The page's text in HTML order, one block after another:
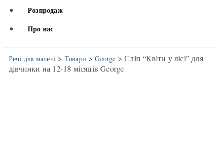
Розпродаж
Про нас
Речі для малечі > Товари >George > Сліп “Квіти у лісі” для
дівчинки на 12-18 місяців George